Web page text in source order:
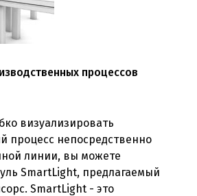
процессов
визуализировать
процесс непосредственно
линии, вы можете
SmartLight, предлагаемый
SmartLight - это